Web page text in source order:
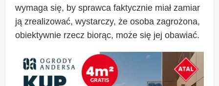
wymaga się, by sprawca faktycznie miał zamiar
ją zrealizować, wystarczy, że osoba zagrożona,
obiektywnie rzecz biorąc, może się jej obawiać.